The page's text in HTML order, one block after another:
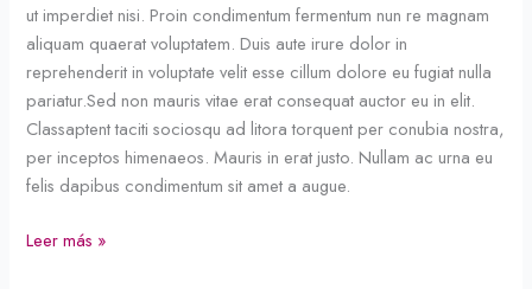
ut imperdiet nisi. Proin condimentum fermentum nun re magnam
aliquam quaerat voluptatem. Duis aute irure dolor in
reprehenderit in voluptate velit esse cillum dolore eu fugiat nulla
pariatur.Sed non mauris vitae erat consequat auctor eu in elit.
Classaptent taciti sociosqu ad litora torquent per conubia nostra,
per inceptos himenaeos. Mauris in erat justo. Nullam ac urna eu
felis dapibus condimentum sit amet a augue.
Leer más »